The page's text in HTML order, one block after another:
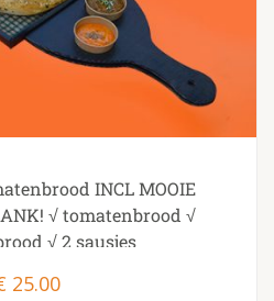
INCL MOOIE
√ tomatenbrood √
√ 2 sausjes
25.00